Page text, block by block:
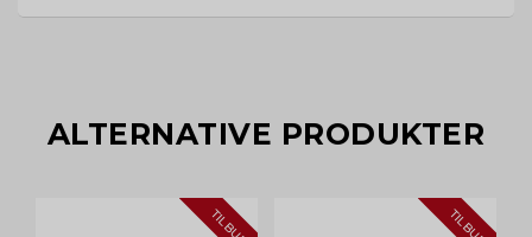
ALTERNATIVE PRODUKTER
TILBUD TILBUD